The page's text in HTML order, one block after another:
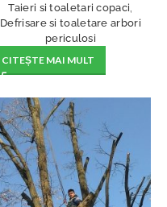
Taieri si toaletari copaci,
Defrisare si toaletare arbori
periculosi
CITEȘTE MAI MULT